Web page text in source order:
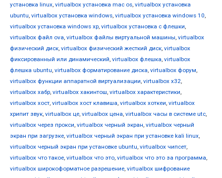
установка linux, virtualbox установка mac os, virtualbox установка
ubuntu, virtualbox установка windows, virtualbox установка windows 10,
virtualbox установка windows xp, virtualbox установка с флешки,
virtualbox файл ova, virtualbox файлы виртуальной машины, virtualbox
физический диск, virtualbox физический жесткий диск, virtualbox
фиксированный или динамический, virtualbox флешка, virtualbox
флешка ubuntu, virtualbox форматирование диска, virtualbox форум,
virtualbox функции аппаратной виртуализации, virtualbox х32,
virtualbox хабр, virtualbox хакинтош, virtualbox характеристики,
virtualbox хост, virtualbox хост клавиша, virtualbox хоткеи, virtualbox
хрипит звук, virtualbox це, virtualbox цена, virtualbox часы в системе utc,
virtualbox через прокси, virtualbox черный экран, virtualbox черный
экран при загрузке, virtualbox черный экран при установке kali linux,
virtualbox черный экран при установке ubuntu, virtualbox чипсет,
virtualbox что такое, virtualbox что это, virtualbox что это за программа,
virtualbox широкоформатное разрешение, virtualbox шифрование